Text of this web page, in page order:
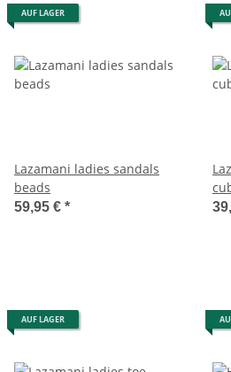
AUF LAGER
Lazamani ladies sandals
beads
59,95 € *
AUF LAGER